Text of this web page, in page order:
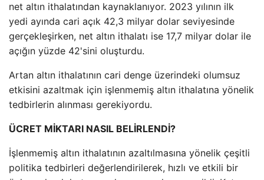
net altın ithalatından kaynaklanıyor. 2023 yılının ilk
yedi ayında cari açık 42,3 milyar dolar seviyesinde
gerçekleşirken, net altın ithalatı ise 17,7 milyar dolar ile
açığın yüzde 42'sini oluşturdu.
Artan altın ithalatının cari denge üzerindeki olumsuz
etkisini azaltmak için işlenmemiş altın ithalatına yönelik
tedbirlerin alınması gerekiyordu.
ÜCRET MİKTARI NASIL BELİRLENDİ?
İşlenmemiş altın ithalatının azaltılmasına yönelik çeşitli
politika tedbirleri değerlendirilerek, hızlı ve etkili bir